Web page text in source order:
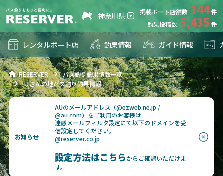
神奈川県 掲載ボート店舗数 144
釣果投稿数 5,435
レンタルボート店 釣果情報 ガイド情報
RESERVER
バス釣り釣果情報一覧
Ｕさんの地バス釣り釣果情報
お知らせ
AUのメールアドレス（@ezweb.ne.jp /
@au.com）をご利用のお客様は、
迷惑メールフィルタ設定にて以下のドメインを受
信設定してください。
@reserver.co.jp
設定方法はこちらからご確認いただけま
す。